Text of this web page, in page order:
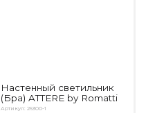
Настенный светильник
(Бра) ATTERE by Romatti
Артикул: 26300-1